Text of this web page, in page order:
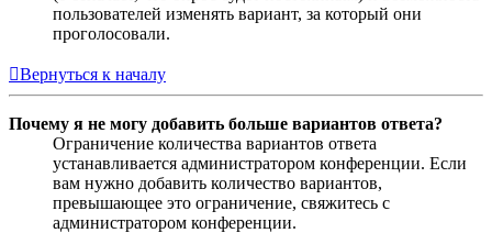
пользователей изменять вариант, за который они
проголосовали.
Вернуться к началу
Почему я не могу добавить больше вариантов ответа?
Ограничение количества вариантов ответа
устанавливается администратором конференции. Если
вам нужно добавить количество вариантов,
превышающее это ограничение, свяжитесь с
администратором конференции.